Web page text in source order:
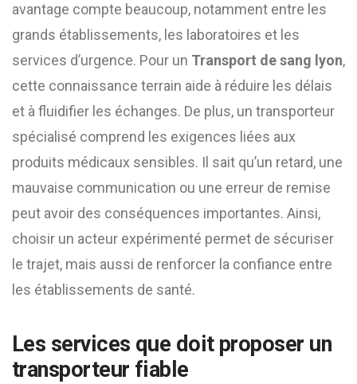
avantage compte beaucoup, notamment entre les
grands établissements, les laboratoires et les
services d’urgence. Pour un Transport de sang lyon,
cette connaissance terrain aide à réduire les délais
et à fluidifier les échanges. De plus, un transporteur
spécialisé comprend les exigences liées aux
produits médicaux sensibles. Il sait qu’un retard, une
mauvaise communication ou une erreur de remise
peut avoir des conséquences importantes. Ainsi,
choisir un acteur expérimenté permet de sécuriser
le trajet, mais aussi de renforcer la confiance entre
les établissements de santé.
Les services que doit proposer un
transporteur fiable